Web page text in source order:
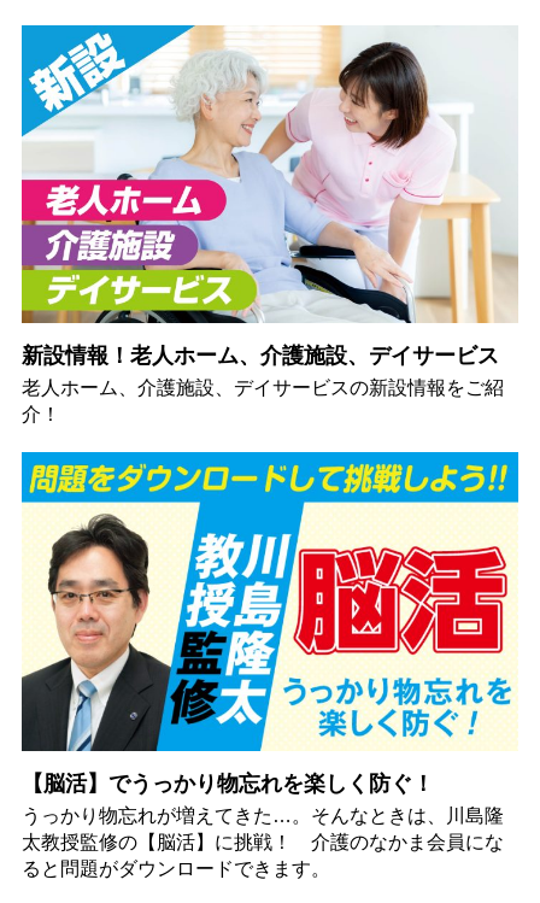
新設情報！老人ホーム、介護施設、デイサービス
老人ホーム、介護施設、デイサービスの新設情報をご紹
介！
【脳活】でうっかり物忘れを楽しく防ぐ！
うっかり物忘れが増えてきた…。そんなときは、川島隆
太教授監修の【脳活】に挑戦！ 介護のなかま会員にな
ると問題がダウンロードできます。